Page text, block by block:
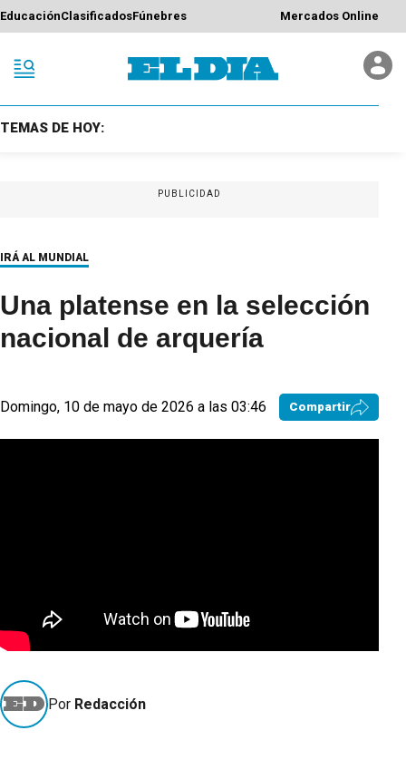
EducaciónClasificadosFúnebres Mercados Online
TEMAS DE HOY:
PUBLICIDAD
IRÁ AL MUNDIAL
Una platense en la selección
nacional de arquería
Domingo, 10 de mayo de 2026 a las 03:46 Compartir
Por Redacción